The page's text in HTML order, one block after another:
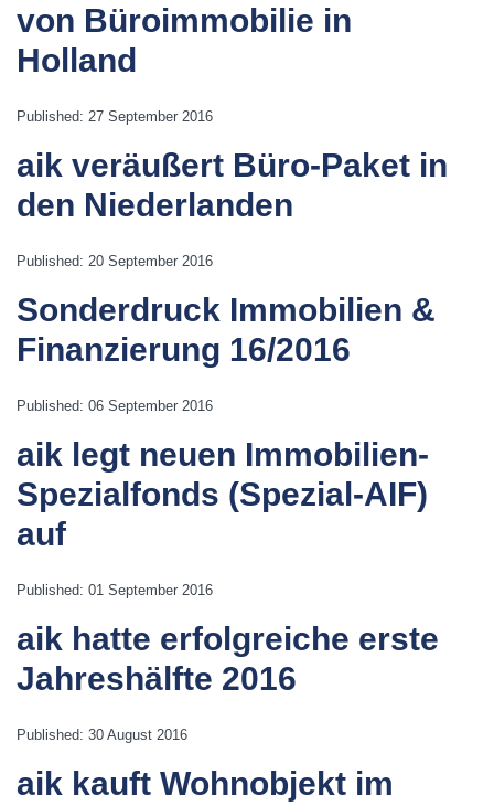
von Büroimmobilie in
Holland
Published: 27 September 2016
aik veräußert Büro-Paket in
den Niederlanden
Published: 20 September 2016
Sonderdruck Immobilien &
Finanzierung 16/2016
Published: 06 September 2016
aik legt neuen Immobilien-
Spezialfonds (Spezial-AIF)
auf
Published: 01 September 2016
aik hatte erfolgreiche erste
Jahreshälfte 2016
Published: 30 August 2016
aik kauft Wohnobjekt im